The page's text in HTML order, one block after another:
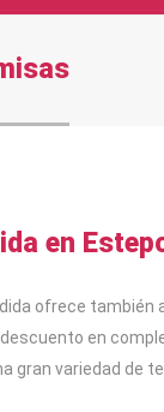
en
ofrece
en
gran variedad de